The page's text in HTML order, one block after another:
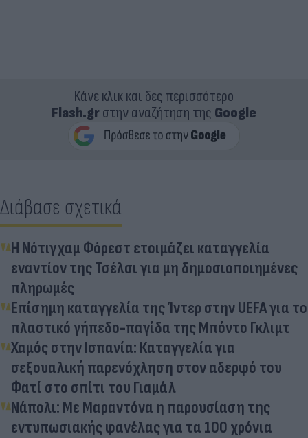
Κάνε κλικ και δες περισσότερο
Flash.grστην αναζήτηση της Google
Διάβασε σχετικά
Η Νότιγχαμ Φόρεστ ετοιμάζει καταγγελία
εναντίον της Τσέλσι για μη δημοσιοποιημένες
πληρωμές
Επίσημη καταγγελία της Ίντερ στην UEFA για το
πλαστικό γήπεδο-παγίδα της Μπόντο Γκλιμτ
Χαμός στην Ισπανία: Καταγγελία για
σεξουαλική παρενόχληση στον αδερφό του
Φατί στο σπίτι του Γιαμάλ
Νάπολι: Με Μαραντόνα η παρουσίαση της
εντυπωσιακής φανέλας για τα 100 χρόνια